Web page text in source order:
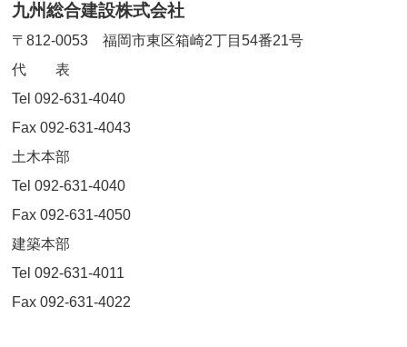
九州総合建設株式会社
〒812-0053 福岡市東区箱崎2丁目54番21号
代 表
Tel 092-631-4040
Fax 092-631-4043
土木本部
Tel 092-631-4040
Fax 092-631-4050
建築本部
Tel 092-631-4011
Fax 092-631-4022